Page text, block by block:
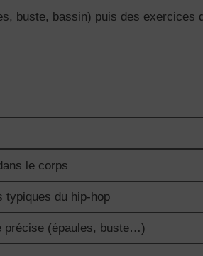
buste, bassin) puis des exercices
le corps
typiques du hip-hop
précise (épaules, buste…)